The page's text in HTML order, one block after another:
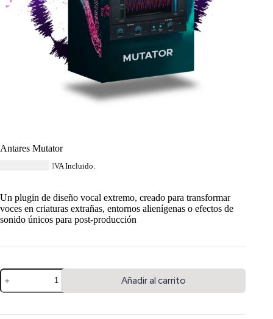
Antares Mutator
IVA Incluido.
Un plugin de diseño vocal extremo, creado para transformar
voces en criaturas extrañas, entornos alienígenas o efectos de
sonido únicos para post-producción
Añadir al carrito